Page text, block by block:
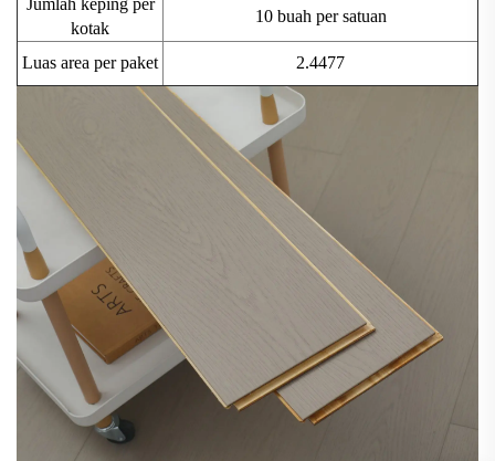
kotak
10 buah per satuan
Luas area per paket 2.4477